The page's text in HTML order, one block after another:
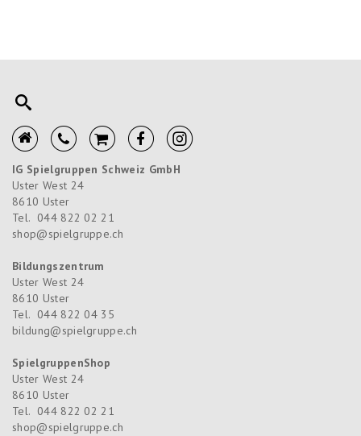
IG Spielgruppen Schweiz GmbH
Uster West 24
8610 Uster
Tel. 044 822 02 21
shop@spielgruppe.ch
Bildungszentrum
Uster West 24
8610 Uster
Tel. 044 822 04 35
bildung@spielgruppe.ch
SpielgruppenShop
Uster West 24
8610 Uster
Tel. 044 822 02 21
shop@spielgruppe.ch